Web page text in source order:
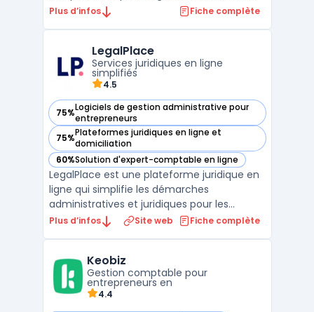
commerciale et de la pré-comptabilité
de devis, le suivi des paiements clients, la
conf ...
Plus d’infos Fiche complète
LegalPlace
Services juridiques en ligne
simplifiés
4.5
75%Logiciels de gestion administrative pour
entrepreneurs
— voir LegalPlace dans cette catégorie
75%Plateformes juridiques en ligne et
domiciliation
— voir LegalPlace dans cette catégorie
60%Solution d'expert-comptable en ligne
— voir LegalPlace dans cette catégorie
LegalPlace est une plateforme juridique en
ligne qui simplifie les démarches
administratives et juridiques pour les
entrepreneurs, professionnels et
la domiciliation d'entreprise, la gestion des
contrats et ...
Plus d’infos Site web Fiche complète
Keobiz
Gestion comptable pour
entrepreneurs en
4.4